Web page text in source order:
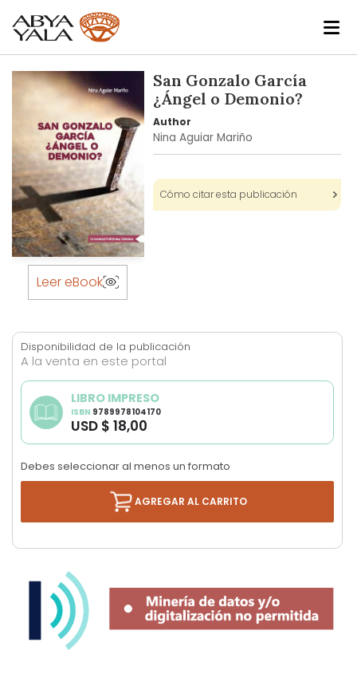
Skip
of
the
images
gallery
Skip
the
of
the
images
gallery
Leer eBook
San Gonzalo García
¿Ángel o Demonio?
Author
Nina Aguiar Mariño
Cómo citar esta publicación
Disponibilidad de la publicación
A la venta en este portal
LIBRO IMPRESO
ISBN 9789978104170
USD $ 18,00
Debes seleccionar al menos un formato
AGREGAR AL CARRITO